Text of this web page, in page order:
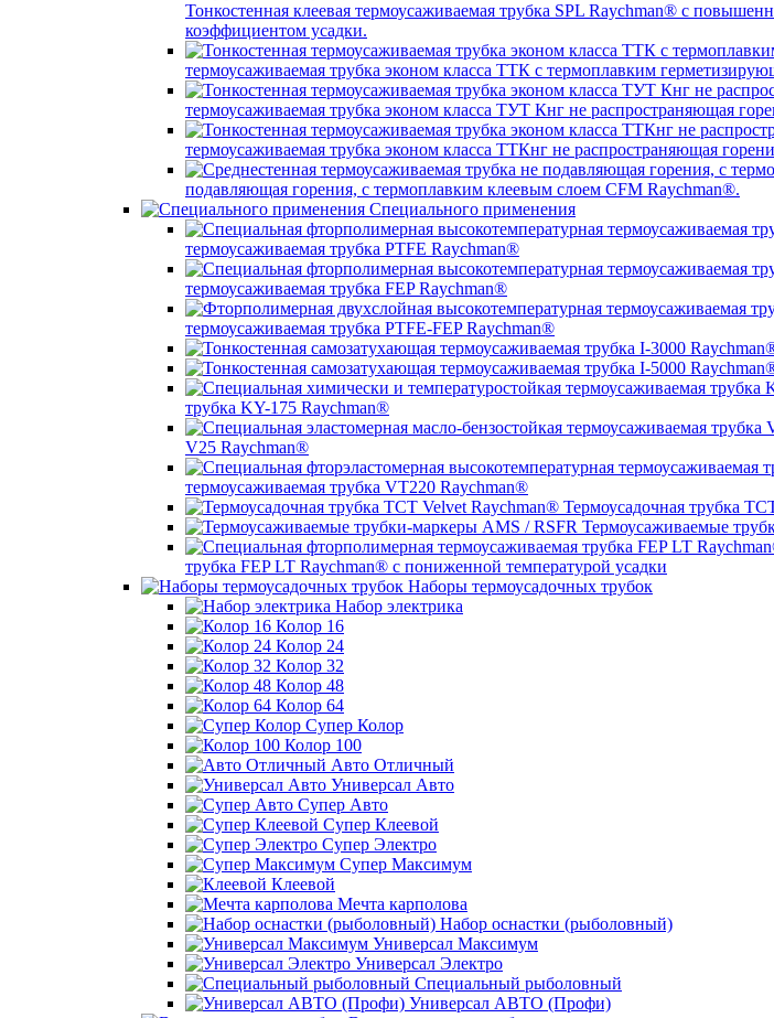
Тонкостенная клеевая термоусаживаемая трубка SPL Raychman® с
коэффициентом усадки.
термоусаживаемая трубка эконом класса ТТК с термоплавким
термоусаживаемая трубка эконом класса ТУТ Кнг не распространяющая
термоусаживаемая трубка эконом класса ТТКнг не распространяющая
подавляющая горения, с термоплавким клеевым слоем CFM Raychman®.
Специального применения
термоусаживаемая трубка PTFE Raychman®
термоусаживаемая трубка FEP Raychman®
термоусаживаемая трубка PTFE-FEP Raychman®
трубка KY-175 Raychman®
V25 Raychman®
термоусаживаемая трубка VT220 Raychman®
Термоусадочная трубка
Термоусаживаемые
трубка FEP LT Raychman® с пониженной температурой усадки
Наборы термоусадочных трубок
Набор электрика
Колор 16
Колор 24
Колор 32
Колор 48
Колор 64
Супер Колор
Колор 100
Авто Отличный
Универсал Авто
Супер Авто
Супер Клеевой
Супер Электро
Супер Максимум
Клеевой
Мечта карполова
Набор оснастки (рыболовный)
Универсал Максимум
Универсал Электро
Специальный рыболовный
Универсал АВТО (Профи)